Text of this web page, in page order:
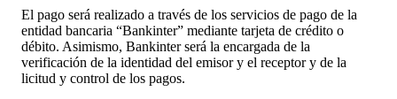
El pago será realizado a través de los servicios de pago de la
entidad bancaria “Bankinter” mediante tarjeta de crédito o
débito. Asimismo, Bankinter será la encargada de la
verificación de la identidad del emisor y el receptor y de la
licitud y control de los pagos.